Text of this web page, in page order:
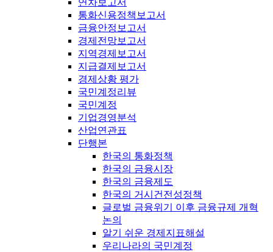
연차보고서
통화신용정책보고서
금융안정보고서
경제전망보고서
지역경제보고서
지급결제보고서
경제상황 평가
국민계정리뷰
국민계정
기업경영분석
산업연관표
단행본
한국의 통화정책
한국의 금융시장
한국의 금융제도
한국의 거시건전성정책
글로벌 금융위기 이후 금융규제 개혁
논의
알기 쉬운 경제지표해설
우리나라의 국민계정